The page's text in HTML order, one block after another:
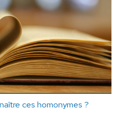
ces homonymes ?